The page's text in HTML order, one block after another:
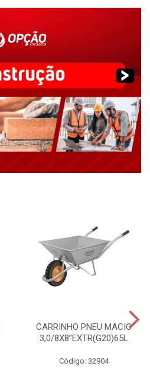
CARRINHO PNEU MACIC
3,0/8X8”EXTR(G20)65L
Código: 32904